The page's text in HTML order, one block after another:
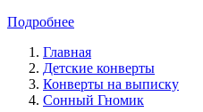
Подробнее
Главная
Детские конверты
Конверты на выписку
Сонный Гномик